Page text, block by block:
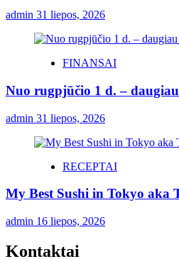
admin 31 liepos, 2026
FINANSAI
Nuo rugpjūčio 1 d. –
admin 31 liepos, 2026
RECEPTAI
My Best Sushi in Tokyo aka
admin 16 liepos, 2026
Kontaktai